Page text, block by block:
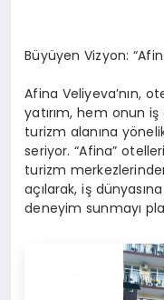
Büyüyen Vizyon:
Afina Veliyeva’nın,
yatırım, hem onun
turizm alanına
seriyor. “Afina”
turizm
açılarak, iş
deneyim sunmayı